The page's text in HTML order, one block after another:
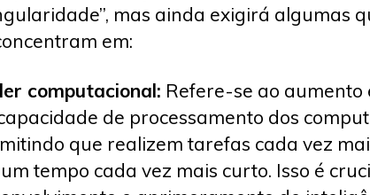
mas ainda exigirá algumas
em:
computacional: Refere-se ao aumento
de processamento dos
que realizem tarefas cada vez
tempo cada vez mais curto. Isso é